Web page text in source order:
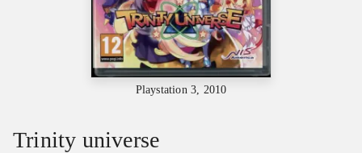
Playstation 3, 2010
Trinity universe